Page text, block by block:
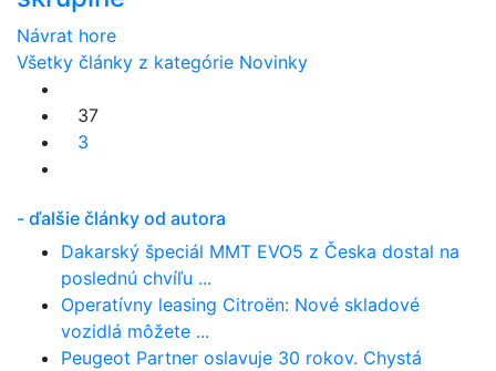
Návrat hore
Všetky články z kategórie Novinky
37
3
- ďalšie články od autora
Dakarský špeciál MMT EVO5 z Česka dostal na
poslednú chvíľu ...
Operatívny leasing Citroën: Nové skladové
vozidlá môžete ...
Peugeot Partner oslavuje 30 rokov. Chystá